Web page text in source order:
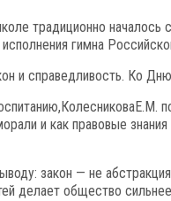
традиционно началось
гимна
и справедливость. Ко
и как правовые
закон — не
делает общество